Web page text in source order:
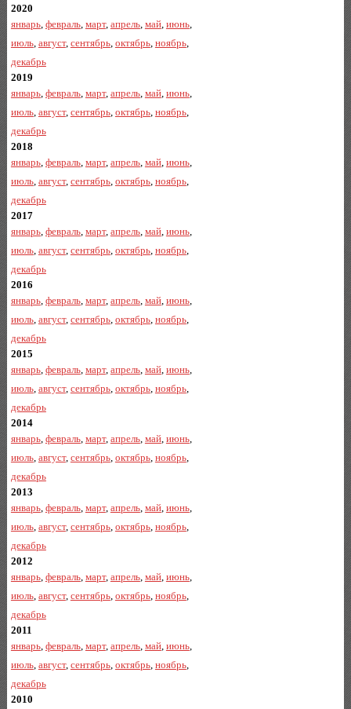
2020
январь, февраль, март, апрель, май, июнь,
июль, август, сентябрь, октябрь, ноябрь,
декабрь
2019
январь, февраль, март, апрель, май, июнь,
июль, август, сентябрь, октябрь, ноябрь,
декабрь
2018
январь, февраль, март, апрель, май, июнь,
июль, август, сентябрь, октябрь, ноябрь,
декабрь
2017
январь, февраль, март, апрель, май, июнь,
июль, август, сентябрь, октябрь, ноябрь,
декабрь
2016
январь, февраль, март, апрель, май, июнь,
июль, август, сентябрь, октябрь, ноябрь,
декабрь
2015
январь, февраль, март, апрель, май, июнь,
июль, август, сентябрь, октябрь, ноябрь,
декабрь
2014
январь, февраль, март, апрель, май, июнь,
июль, август, сентябрь, октябрь, ноябрь,
декабрь
2013
январь, февраль, март, апрель, май, июнь,
июль, август, сентябрь, октябрь, ноябрь,
декабрь
2012
январь, февраль, март, апрель, май, июнь,
июль, август, сентябрь, октябрь, ноябрь,
декабрь
2011
январь, февраль, март, апрель, май, июнь,
июль, август, сентябрь, октябрь, ноябрь,
декабрь
2010